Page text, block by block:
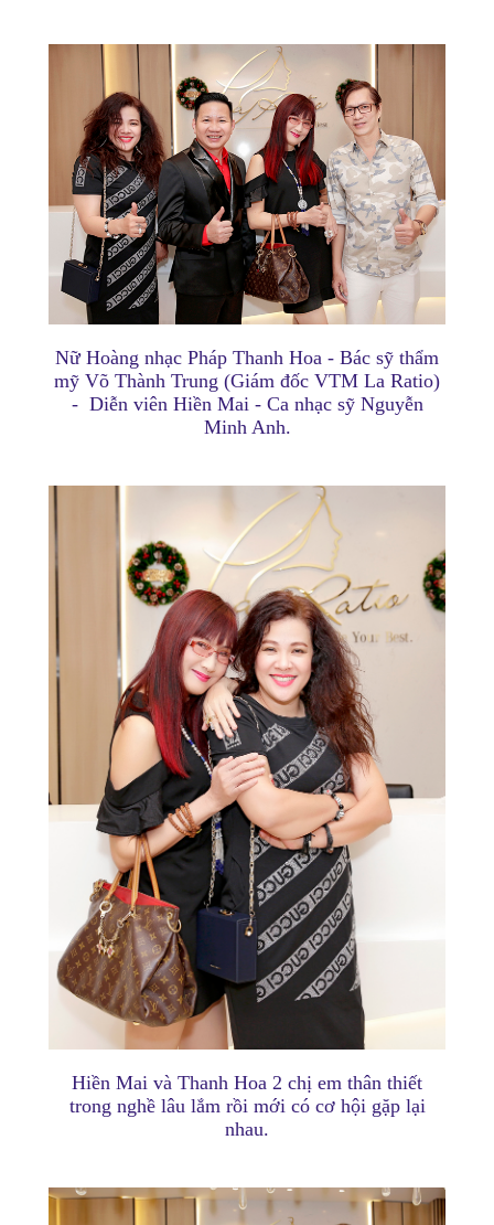
Nữ Hoàng nhạc Pháp Thanh Hoa - Bác sỹ thẩm
mỹ Võ Thành Trung (Giám đốc VTM La Ratio)
- Diễn viên Hiền Mai - Ca nhạc sỹ Nguyễn
Minh Anh.
Hiền Mai và Thanh Hoa 2 chị em thân thiết
trong nghề lâu lắm rồi mới có cơ hội gặp lại
nhau.